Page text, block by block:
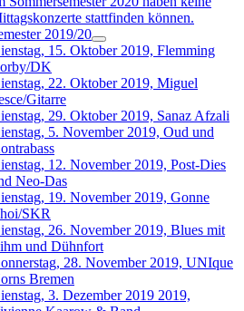
stattfinden können.
2019/20
15. Oktober 2019, Flemming
DK
22. Oktober 2019, Miguel
Gitarre
29. Oktober 2019, Sanaz Afzali
5. November 2019, Oud und
12. November 2019, Post-Dies
Neo-Das
19. November 2019, Gonne
SKR
26. November 2019, Blues mit
und Dühnfort
28. November 2019, UNIque
Bremen
3. Dezember 2019 2019,